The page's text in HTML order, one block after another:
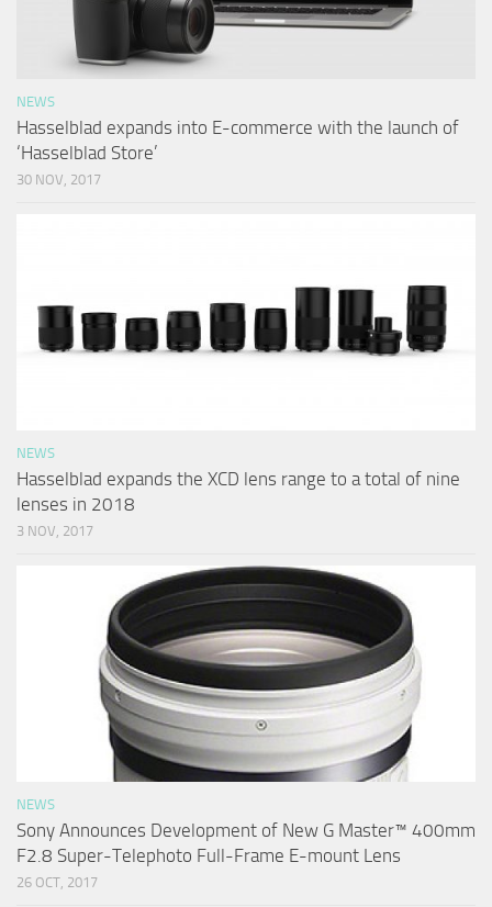
NEWS
Hasselblad expands into E-commerce with the launch of
‘Hasselblad Store’
30 NOV, 2017
NEWS
Hasselblad expands the XCD lens range to a total of nine
lenses in 2018
3 NOV, 2017
NEWS
Sony Announces Development of New G Master™ 400mm
F2.8 Super-Telephoto Full-Frame E-mount Lens
26 OCT, 2017